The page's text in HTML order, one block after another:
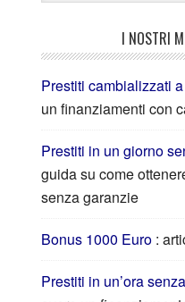
I NOSTRI
Prestiti cambializzati
un finanziamenti con
Prestiti in un giorno
guida su come
senza garanzie
Bonus 1000 Euro:
Prestiti in un’ora